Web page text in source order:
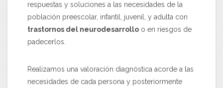
respuestas y soluciones a las necesidades de la
población preescolar, infantil, juvenil, y adulta con
trastornos del neurodesarrollo o en riesgos de
padecerlos.
Realizamos una valoración diagnóstica acorde a las
necesidades de cada persona y posteriormente